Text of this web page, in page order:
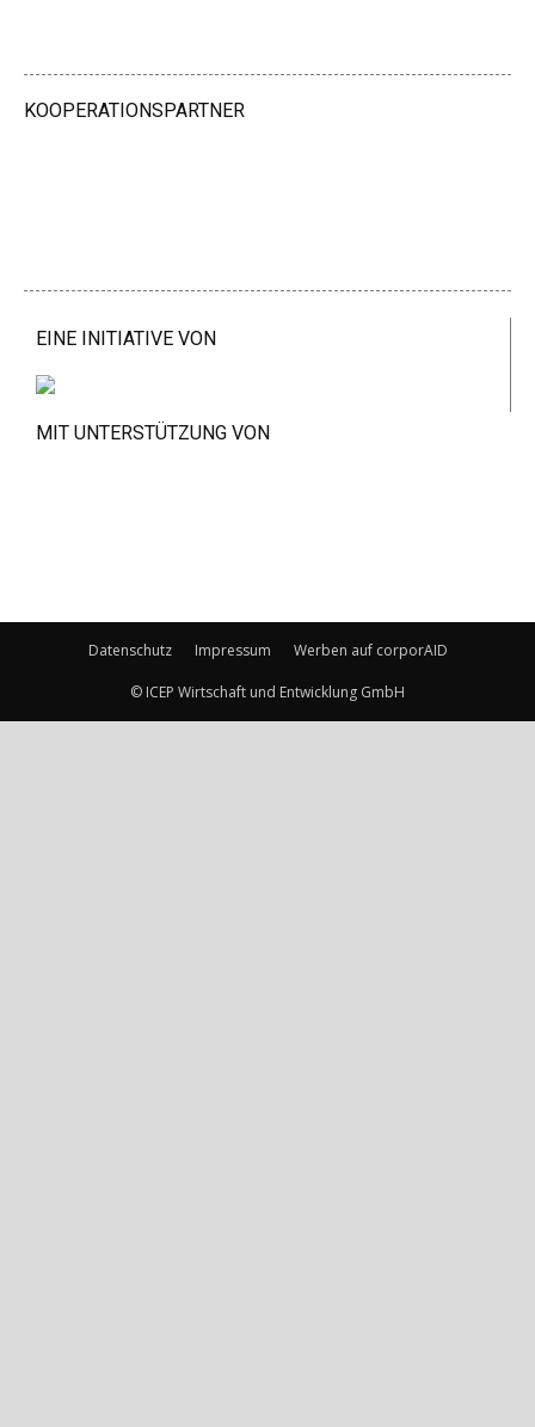
KOOPERATIONSPARTNER
EINE INITIATIVE VON
MIT UNTERSTÜTZUNG VON
Datenschutz Impressum Werben auf corporAID
© ICEP Wirtschaft und Entwicklung GmbH